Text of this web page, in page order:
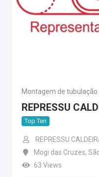
Montagem de tubulação
REPRESSU
Top Ten
REPRESSU
Mogi das Cruzes,
63 Views